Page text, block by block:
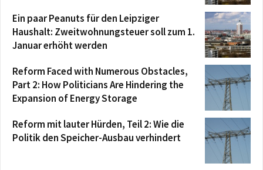
Ein paar Peanuts für den Leipziger
Haushalt: Zweitwohnungsteuer soll zum 1.
Januar erhöht werden
Reform Faced with Numerous Obstacles,
Part 2: How Politicians Are Hindering the
Expansion of Energy Storage
Reform mit lauter Hürden, Teil 2: Wie die
Politik den Speicher-Ausbau verhindert